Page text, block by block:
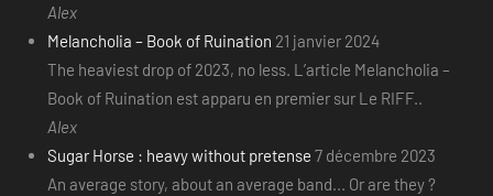
Alex
Melancholia – Book of Ruination 21 janvier 2024
The heaviest drop of 2023, no less. L’article Melancholia –
Book of Ruination est apparu en premier sur Le RIFF..
Alex
Sugar Horse : heavy without pretense 7 décembre 2023
An average story, about an average band... Or are they ?